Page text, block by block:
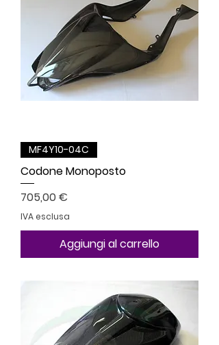
MF4Y10-04C
Codone Monoposto
Prezzo
705,00 €
IVA esclusa
Aggiungi al carrello